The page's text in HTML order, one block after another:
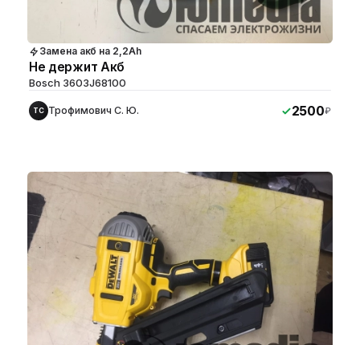
Замена акб на 2,2Аh
Не держит Акб
Bosch 3603J68100
ТС Трофимович С. Ю. 2500₽